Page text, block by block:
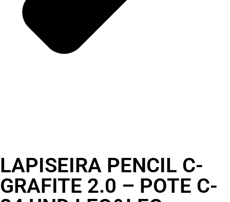
LAPISEIRA PENCIL C-
GRAFITE 2.0 – POTE C-